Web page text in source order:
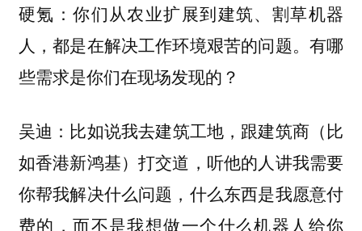
硬氪：你们从农业扩展到建筑、割草机器
人，都是在解决工作环境艰苦的问题。有哪
些需求是你们在现场发现的？
吴迪： 比如说我去建筑工地，跟建筑商（比
如香港新鸿基）打交道，听他的人讲我需要
你帮我解决什么问题，什么东西是我愿意付
费的，而不是我想做一个什么机器人给你